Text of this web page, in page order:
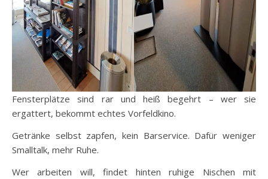
Fensterplätze sind rar und heiß begehrt – wer sie
ergattert, bekommt echtes Vorfeldkino.
Getränke selbst zapfen, kein Barservice. Dafür weniger
Smalltalk, mehr Ruhe.
Wer arbeiten will, findet hinten ruhige Nischen mit